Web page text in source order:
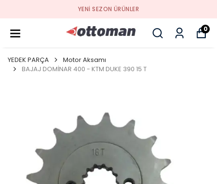
YENI SEZON ÜRÜNLER
0
YEDEK PARÇA
Motor Aksamı
BAJAJ DOMİNAR 400 - KTM DUKE 390 15 T